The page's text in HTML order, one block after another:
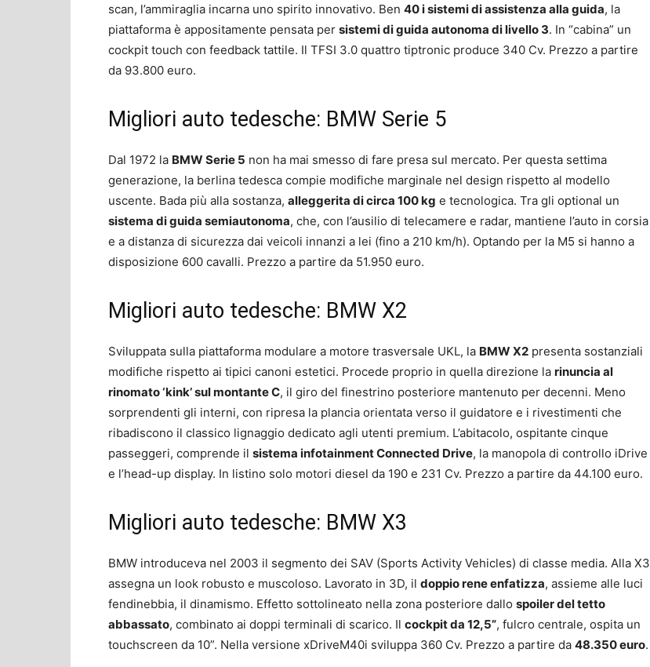
scan, l’ammiraglia incarna uno spirito innovativo. Ben 40 i sistemi di assistenza alla guida, la
piattaforma è appositamente pensata per sistemi di guida autonoma di livello 3. In “cabina” un
cockpit touch con feedback tattile. Il TFSI 3.0 quattro tiptronic produce 340 Cv. Prezzo a partire
da 93.800 euro.
Migliori auto tedesche: BMW Serie 5
Dal 1972 la BMW Serie 5 non ha mai smesso di fare presa sul mercato. Per questa settima
generazione, la berlina tedesca compie modifiche marginale nel design rispetto al modello
uscente. Bada più alla sostanza, alleggerita di circa 100 kg e tecnologica. Tra gli optional un
sistema di guida semiautonoma, che, con l’ausilio di telecamere e radar, mantiene l’auto in corsia
e a distanza di sicurezza dai veicoli innanzi a lei (fino a 210 km/h). Optando per la M5 si hanno a
disposizione 600 cavalli. Prezzo a partire da 51.950 euro.
Migliori auto tedesche: BMW X2
Sviluppata sulla piattaforma modulare a motore trasversale UKL, la BMW X2 presenta sostanziali
modifiche rispetto ai tipici canoni estetici. Procede proprio in quella direzione la rinuncia al
rinomato ‘kink’ sul montante C, il giro del finestrino posteriore mantenuto per decenni. Meno
sorprendenti gli interni, con ripresa la plancia orientata verso il guidatore e i rivestimenti che
ribadiscono il classico lignaggio dedicato agli utenti premium. L’abitacolo, ospitante cinque
passeggeri, comprende il sistema infotainment Connected Drive, la manopola di controllo iDrive
e l’head-up display. In listino solo motori diesel da 190 e 231 Cv. Prezzo a partire da 44.100 euro.
Migliori auto tedesche: BMW X3
BMW introduceva nel 2003 il segmento dei SAV (Sports Activity Vehicles) di classe media. Alla X3
assegna un look robusto e muscoloso. Lavorato in 3D, il doppio rene enfatizza, assieme alle luci
fendinebbia, il dinamismo. Effetto sottolineato nella zona posteriore dallo spoiler del tetto
abbassato, combinato ai doppi terminali di scarico. Il cockpit da 12,5”, fulcro centrale, ospita un
touchscreen da 10”. Nella versione xDriveM40i sviluppa 360 Cv. Prezzo a partire da 48.350 euro.